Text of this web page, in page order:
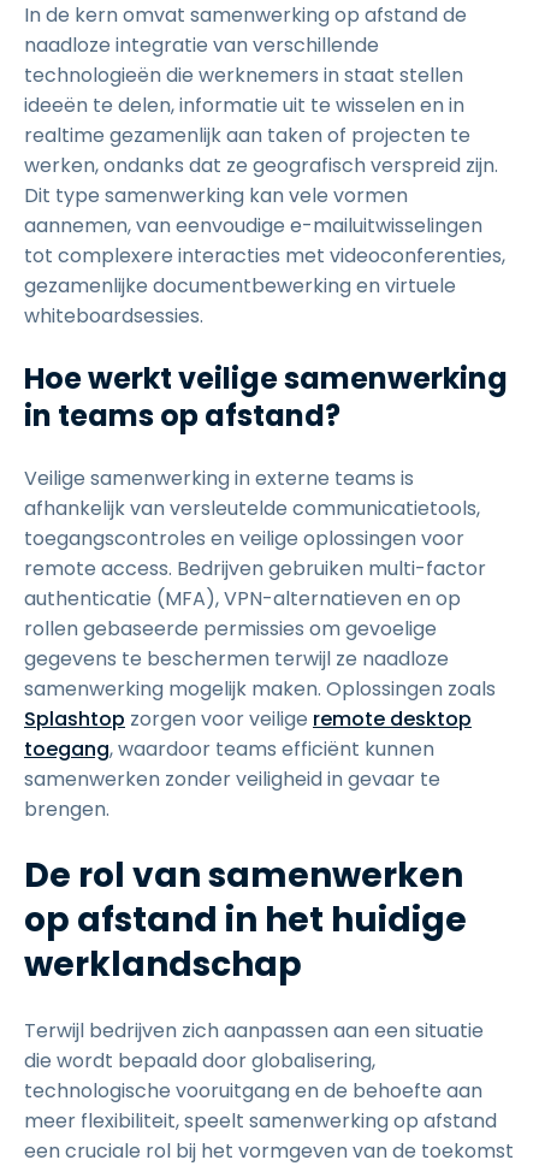
In de kern omvat samenwerking op afstand de
naadloze integratie van verschillende
technologieën die werknemers in staat stellen
ideeën te delen, informatie uit te wisselen en in
realtime gezamenlijk aan taken of projecten te
werken, ondanks dat ze geografisch verspreid zijn.
Dit type samenwerking kan vele vormen
aannemen, van eenvoudige e-mailuitwisselingen
tot complexere interacties met videoconferenties,
gezamenlijke documentbewerking en virtuele
whiteboardsessies.
Hoe werkt veilige samenwerking
in teams op afstand?
Veilige samenwerking in externe teams is
afhankelijk van versleutelde communicatietools,
toegangscontroles en veilige oplossingen voor
remote access. Bedrijven gebruiken multi-factor
authenticatie (MFA), VPN-alternatieven en op
rollen gebaseerde permissies om gevoelige
gegevens te beschermen terwijl ze naadloze
samenwerking mogelijk maken. Oplossingen zoals
Splashtop zorgen voor veilige remote desktop
toegang, waardoor teams efficiënt kunnen
samenwerken zonder veiligheid in gevaar te
brengen.
De rol van samenwerken
op afstand in het huidige
werklandschap
Terwijl bedrijven zich aanpassen aan een situatie
die wordt bepaald door globalisering,
technologische vooruitgang en de behoefte aan
meer flexibiliteit, speelt samenwerking op afstand
een cruciale rol bij het vormgeven van de toekomst